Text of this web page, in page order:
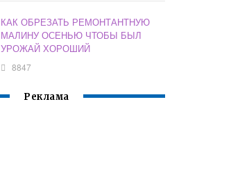
КАК ОБРЕЗАТЬ РЕМОНТАНТНУЮ
МАЛИНУ ОСЕНЬЮ ЧТОБЫ БЫЛ
УРОЖАЙ ХОРОШИЙ
8847
Реклама